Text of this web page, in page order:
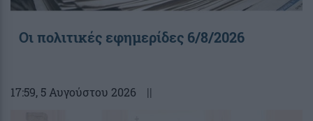
Οι πολιτικές εφημερίδες 6/8/2026
17:59, 5 Αυγούστου 2026 ||